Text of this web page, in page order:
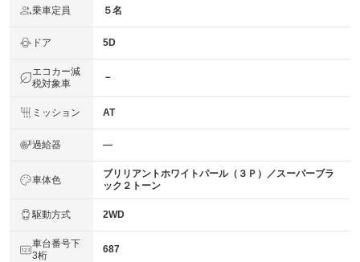
乗車定員 ５名
ドア 5D
エコカー減
税対象車
－
ミッション AT
過給器 ―
車体色
ブリリアントホワイトパール（３Ｐ）／スーパーブラ
ック２トーン
駆動方式 2WD
車台番号下
3桁
687